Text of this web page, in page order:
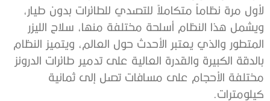
لأول مرة نظاماً متكاملاً للتصدي للطائرات بدون طيار،
ويشمل هذا النظام أسلحة مختلفة منها، سلاح الليزر
المتطور والذي يعتبر الأحدث حول العالم، ويتميز النظام
بالدقة الكبيرة والقدرة العالية على تدمير طائرات الدرونز
مختلفة الأحجام على مسافات تصل إلى ثمانية
كيلومترات.